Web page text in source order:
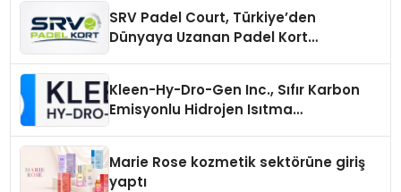
SRV Padel Court, Türkiye’den
Dünyaya Uzanan Padel Kort
Kleen-Hy-Dro-Gen Inc., Sıfır Karbon
Emisyonlu Hidrojen Isıtma
Marie Rose kozmetik sektörüne giriş
yaptı